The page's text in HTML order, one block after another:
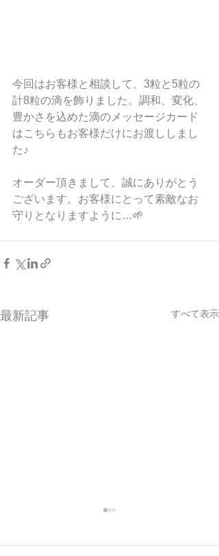
今回はお客様と相談して、3粒と5粒の
計8粒の滴を飾りました。調和、変化、
豊かさを込めた滴のメッセージカード
はこちらもお客様だけにお渡ししまし
た♪
オーダー頂きまして、誠にありがとう
ございます。お客様にとって素敵なお
守りとなりますように…🌱
最新記事 すべて表示